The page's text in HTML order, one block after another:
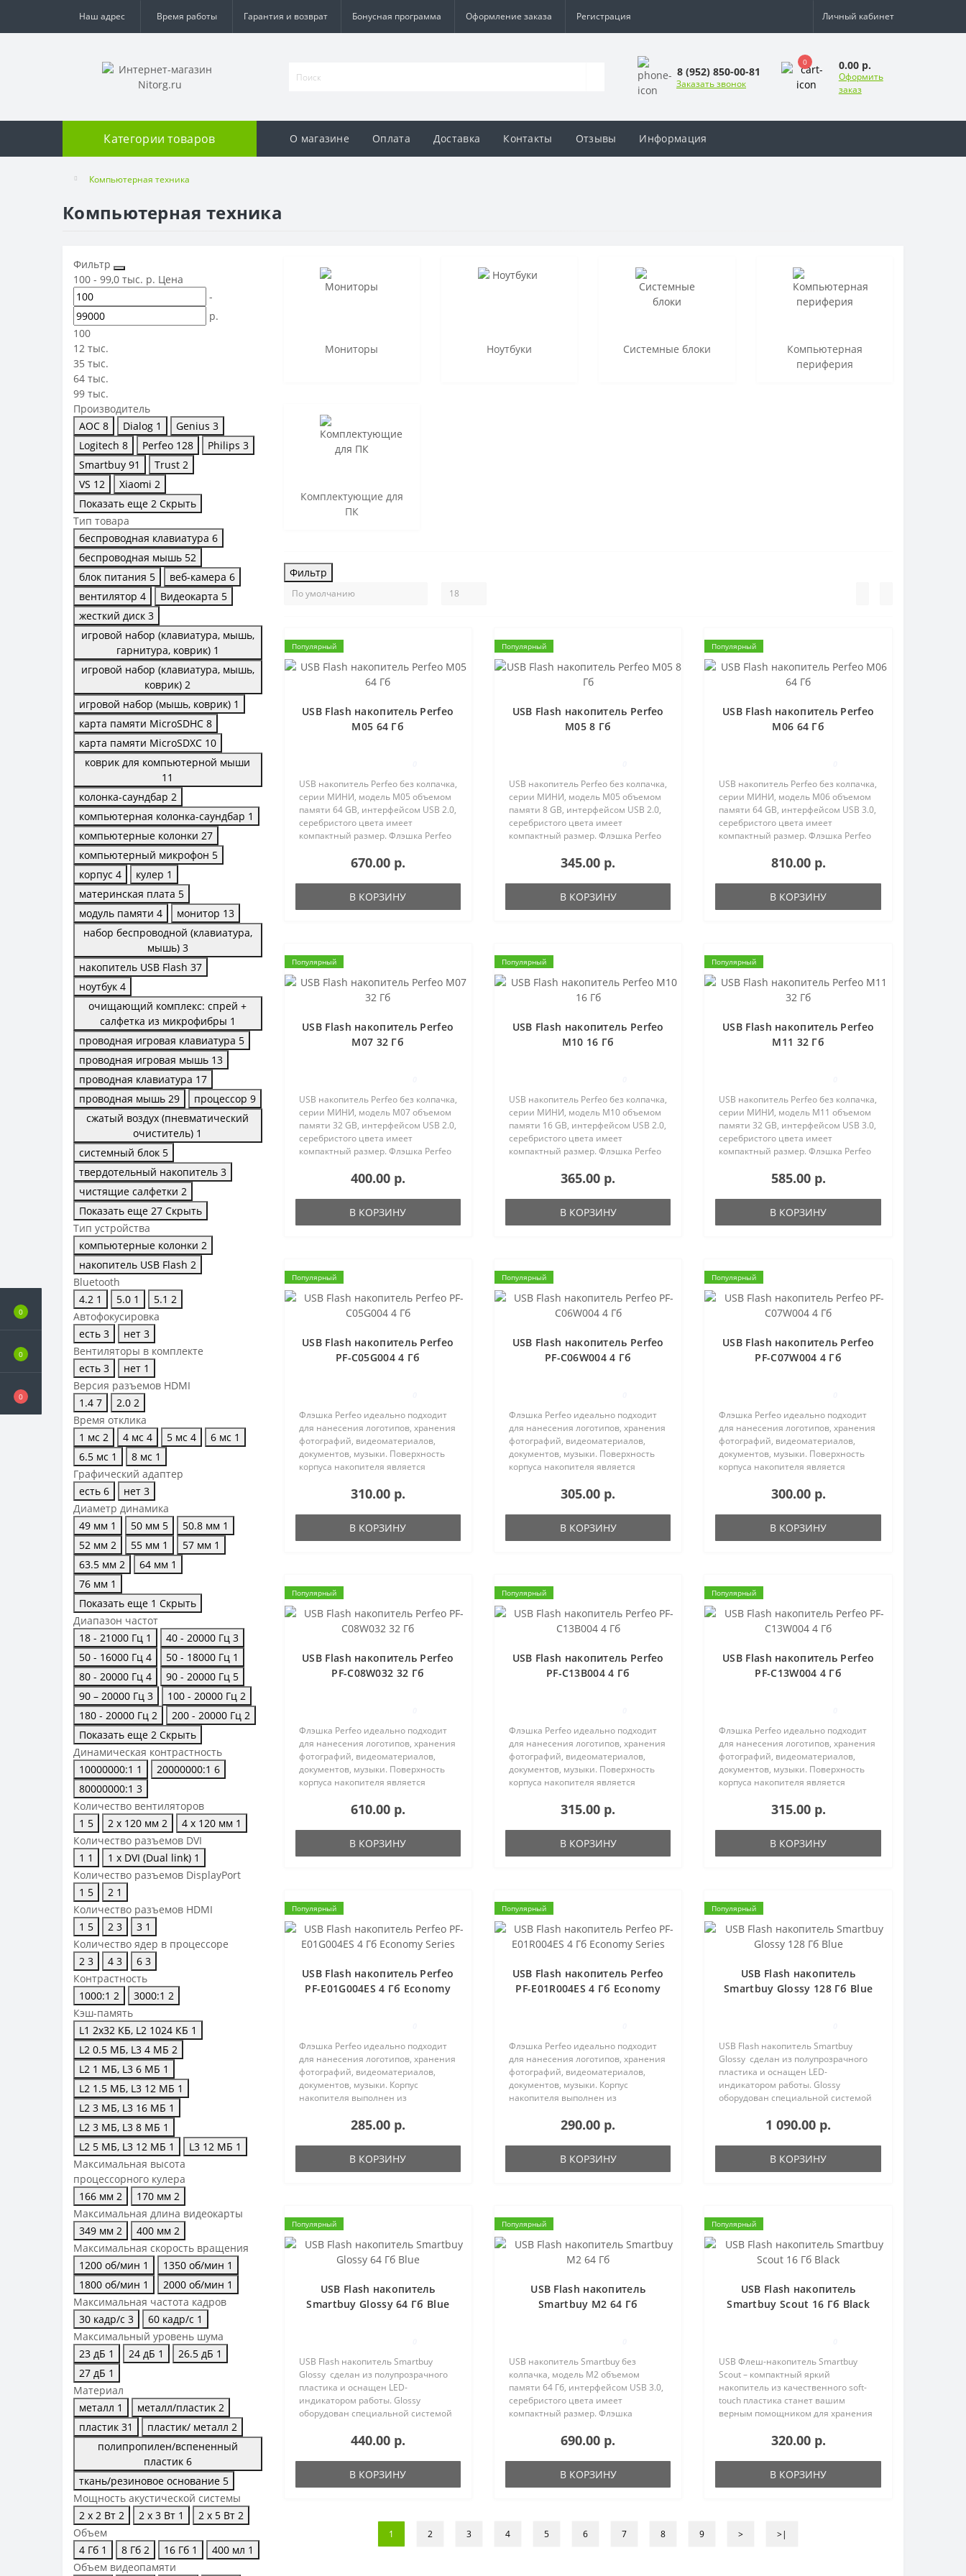
0
0
0
Наш адрес Время работы Гарантия и возврат Бонусная программа Оформление заказа Регистрация Личный кабинет
8 (952) 850-00-81
Заказать звонок
0 0.00 р.
Оформить
заказ
Категории товаров О магазине Оплата Доставка Контакты Отзывы Информация
Компьютерная техника
Компьютерная техника
Фильтр
100 - 99,0 тыс. р. Цена
-
р.
100
12 тыс.
35 тыс.
64 тыс.
99 тыс.
Производитель
AOC 8 Dialog 1 Genius 3
Logitech 8 Perfeo 128 Philips 3
Smartbuy 91 Trust 2
VS 12 Xiaomi 2
Показать еще 2 Скрыть
Тип товара
беспроводная клавиатура 6
беспроводная мышь 52
блок питания 5 веб-камера 6
вентилятор 4 Видеокарта 5
жесткий диск 3
игровой набор (клавиатура, мышь,
гарнитура, коврик) 1
игровой набор (клавиатура, мышь,
коврик) 2
игровой набор (мышь, коврик) 1
карта памяти MicroSDHC 8
карта памяти MicroSDXC 10
коврик для компьютерной мыши
11
колонка-саундбар 2
компьютерная колонка-саундбар 1
компьютерные колонки 27
компьютерный микрофон 5
корпус 4 кулер 1
материнская плата 5
модуль памяти 4 монитор 13
набор беспроводной (клавиатура,
мышь) 3
накопитель USB Flash 37
ноутбук 4
очищающий комплекс: спрей +
салфетка из микрофибры 1
проводная игровая клавиатура 5
проводная игровая мышь 13
проводная клавиатура 17
проводная мышь 29 процессор 9
сжатый воздух (пневматический
очиститель) 1
системный блок 5
твердотельный накопитель 3
чистящие салфетки 2
Показать еще 27 Скрыть
Тип устройства
компьютерные колонки 2
накопитель USB Flash 2
Bluetooth
4.2 1 5.0 1 5.1 2
Автофокусировка
есть 3 нет 3
Вентиляторы в комплекте
есть 3 нет 1
Версия разъемов HDMI
1.4 7 2.0 2
Время отклика
1 мс 2 4 мс 4 5 мс 4 6 мс 1
6.5 мс 1 8 мс 1
Графический адаптер
есть 6 нет 3
Диаметр динамика
49 мм 1 50 мм 5 50.8 мм 1
52 мм 2 55 мм 1 57 мм 1
63.5 мм 2 64 мм 1
76 мм 1
Показать еще 1 Скрыть
Диапазон частот
18 - 21000 Гц 1 40 - 20000 Гц 3
50 - 16000 Гц 4 50 - 18000 Гц 1
80 - 20000 Гц 4 90 - 20000 Гц 5
90 – 20000 Гц 3 100 - 20000 Гц 2
180 - 20000 Гц 2 200 - 20000 Гц 2
Показать еще 2 Скрыть
Динамическая контрастность
10000000:1 1 20000000:1 6
80000000:1 3
Количество вентиляторов
1 5 2 x 120 мм 2 4 x 120 мм 1
Количество разъемов DVI
1 1 1 х DVI (Dual link) 1
Количество разъемов DisplayPort
1 5 2 1
Количество разъемов HDMI
1 5 2 3 3 1
Количество ядер в процессоре
2 3 4 3 6 3
Контрастность
1000:1 2 3000:1 2
Кэш-память
L1 2x32 КБ, L2 1024 КБ 1
L2 0.5 МБ, L3 4 МБ 2
L2 1 МБ, L3 6 МБ 1
L2 1.5 МБ, L3 12 МБ 1
L2 3 МБ, L3 16 МБ 1
L2 3 МБ, L3 8 МБ 1
L2 5 МБ, L3 12 МБ 1 L3 12 МБ 1
Максимальная высота
процессорного кулера
166 мм 2 170 мм 2
Максимальная длина видеокарты
349 мм 2 400 мм 2
Максимальная скорость вращения
1200 об/мин 1 1350 об/мин 1
1800 об/мин 1 2000 об/мин 1
Максимальная частота кадров
30 кадр/с 3 60 кадр/с 1
Максимальный уровень шума
23 дБ 1 24 дБ 1 26.5 дБ 1
27 дБ 1
Материал
металл 1 металл/пластик 2
пластик 31 пластик/ металл 2
полипропилен/вспененный
пластик 6
ткань/резиновое основание 5
Мощность акустической системы
2 х 2 Вт 2 2 х 3 Вт 1 2 х 5 Вт 2
Объем
4 Гб 1 8 Гб 2 16 Гб 1 400 мл 1
Объем видеопамяти
Мониторы Ноутбуки Системные блоки
Компьютерная
периферия
Комплектующие для
ПК
Фильтр
Популярный
USB Flash накопитель Perfeo
M05 64 Гб
USB накопитель Perfeo без колпачка,
серии МИНИ, модель M05 объемом
памяти 64 GB, интерфейсом USB 2.0,
серебристого цвета имеет
компактный размер. Флэшка Perfeo
логотипов методом лазерной
гравировки, хранения фотог..
670.00 р.
В КОРЗИНУ
Популярный
USB Flash накопитель Perfeo
M05 8 Гб
USB накопитель Perfeo без колпачка,
серии МИНИ, модель M05 объемом
памяти 8 GB, интерфейсом USB 2.0,
серебристого цвета имеет
компактный размер. Флэшка Perfeo
логотипов методом лазерной
гравировки, хранения фотогр..
345.00 р.
В КОРЗИНУ
Популярный
USB Flash накопитель Perfeo
M06 64 Гб
USB накопитель Perfeo без колпачка,
серии МИНИ, модель M06 объемом
памяти 64 GB, интерфейсом USB 3.0,
серебристого цвета имеет
компактный размер. Флэшка Perfeo
логотипов методом лазерной
гравировки, хранения фотог..
810.00 р.
В КОРЗИНУ
Популярный
USB Flash накопитель Perfeo
M07 32 Гб
USB накопитель Perfeo без колпачка,
серии МИНИ, модель M07 объемом
памяти 32 GB, интерфейсом USB 2.0,
серебристого цвета имеет
компактный размер. Флэшка Perfeo
логотипов методом лазерной
гравировки, хранения фотог..
400.00 р.
В КОРЗИНУ
Популярный
USB Flash накопитель Perfeo
M10 16 Гб
USB накопитель Perfeo без колпачка,
серии МИНИ, модель M10 объемом
памяти 16 GB, интерфейсом USB 2.0,
серебристого цвета имеет
компактный размер. Флэшка Perfeo
логотипов методом лазерной
гравировки, хранения фотог..
365.00 р.
В КОРЗИНУ
Популярный
USB Flash накопитель Perfeo
M11 32 Гб
USB накопитель Perfeo без колпачка,
серии МИНИ, модель M11 объемом
памяти 32 GB, интерфейсом USB 3.0,
серебристого цвета имеет
компактный размер. Флэшка Perfeo
логотипов методом лазерной
гравировки, хранения фотог..
585.00 р.
В КОРЗИНУ
Популярный
USB Flash накопитель Perfeo
PF-C05G004 4 Гб
Флэшка Perfeo идеально подходит
для нанесения логотипов, хранения
фотографий, видеоматериалов,
документов, музыки. Поверхность
корпуса накопителя является
для шнурка.Купить USB Flash
накопитель Perfeo Вы можете в ..
310.00 р.
В КОРЗИНУ
Популярный
USB Flash накопитель Perfeo
PF-C06W004 4 Гб
Флэшка Perfeo идеально подходит
для нанесения логотипов, хранения
фотографий, видеоматериалов,
документов, музыки. Поверхность
корпуса накопителя является
для шнурка.Купить USB Flash
накопитель Perfeo Вы можете в ..
305.00 р.
В КОРЗИНУ
Популярный
USB Flash накопитель Perfeo
PF-C07W004 4 Гб
Флэшка Perfeo идеально подходит
для нанесения логотипов, хранения
фотографий, видеоматериалов,
документов, музыки. Поверхность
корпуса накопителя является
для шнурка.Купить USB Flash
накопитель Perfeo Вы можете ..
300.00 р.
В КОРЗИНУ
Популярный
USB Flash накопитель Perfeo
PF-C08W032 32 Гб
Флэшка Perfeo идеально подходит
для нанесения логотипов, хранения
фотографий, видеоматериалов,
документов, музыки. Поверхность
корпуса накопителя является
для шнурка.Купить USB Flash
накопитель Perfeo Вы можете ..
610.00 р.
В КОРЗИНУ
Популярный
USB Flash накопитель Perfeo
PF-C13B004 4 Гб
Флэшка Perfeo идеально подходит
для нанесения логотипов, хранения
фотографий, видеоматериалов,
документов, музыки. Поверхность
корпуса накопителя является
для шнурка.Купить USB Flash
накопитель Perfeo Вы можете в ..
315.00 р.
В КОРЗИНУ
Популярный
USB Flash накопитель Perfeo
PF-C13W004 4 Гб
Флэшка Perfeo идеально подходит
для нанесения логотипов, хранения
фотографий, видеоматериалов,
документов, музыки. Поверхность
корпуса накопителя является
для шнурка.Купить USB Flash
накопитель Perfeo Вы можете в ..
315.00 р.
В КОРЗИНУ
Популярный
USB Flash накопитель Perfeo
PF-E01G004ES 4 Гб Economy
Флэшка Perfeo идеально подходит
для нанесения логотипов, хранения
фотографий, видеоматериалов,
документов, музыки. Корпус
накопителя выполнен из
отверстие для шнурка.Купить USB
Flash накопитель Perfeo Вы можете ..
285.00 р.
В КОРЗИНУ
Популярный
USB Flash накопитель Perfeo
PF-E01R004ES 4 Гб Economy
Флэшка Perfeo идеально подходит
для нанесения логотипов, хранения
фотографий, видеоматериалов,
документов, музыки. Корпус
накопителя выполнен из
отверстие для шнурка.Купить USB
Flash накопитель Perfeo Вы можете ..
290.00 р.
В КОРЗИНУ
Популярный
USB Flash накопитель
Smartbuy Glossy 128 Гб Blue
USB Flash накопитель Smartbuy
Glossy сделан из полупрозрачного
пластика и оснащен LED-
индикатором работы. Glossy
оборудован специальной системой
помощью скобки он фиксируется
между двумя выступающими
пластинками на ус..
1 090.00 р.
В КОРЗИНУ
Популярный
USB Flash накопитель
Smartbuy Glossy 64 Гб Blue
USB Flash накопитель Smartbuy
Glossy сделан из полупрозрачного
пластика и оснащен LED-
индикатором работы. Glossy
оборудован специальной системой
помощью скобки он фиксируется
между двумя выступающими
пластинками на ус..
440.00 р.
В КОРЗИНУ
Популярный
USB Flash накопитель
Smartbuy M2 64 Гб
USB накопитель Smartbuy без
колпачка, модель M2 объемом
памяти 64 Гб, интерфейсом USB 3.0,
серебристого цвета имеет
компактный размер. Флэшка
нанесения логотипов методом
лазерной гравировки, хранения
фото..
690.00 р.
В КОРЗИНУ
Популярный
USB Flash накопитель
Smartbuy Scout 16 Гб Black
USB Флеш-накопитель Smartbuy
Scout – компактный яркий
накопитель из качественного soft-
touch пластика станет вашим
верным помощником для хранения
фотографий, самой любимой
музыки и самых важных
документов.Купить USB Flash нак..
320.00 р.
В КОРЗИНУ
1 2 3 4 5 6 7 8 9 > >|